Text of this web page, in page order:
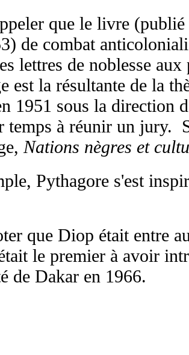
que le livre
de combat
lettres de noblesse
est la résultante de la
1951 sous la direction
temps à réunir un jury.
Nations nègres et
Pythagore s'est
que Diop était entre
le premier à avoir
de Dakar en 1966.